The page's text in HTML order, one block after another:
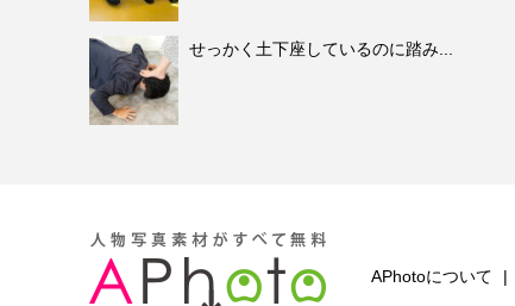
せっかく土下座しているのに踏み...
APhotoについて